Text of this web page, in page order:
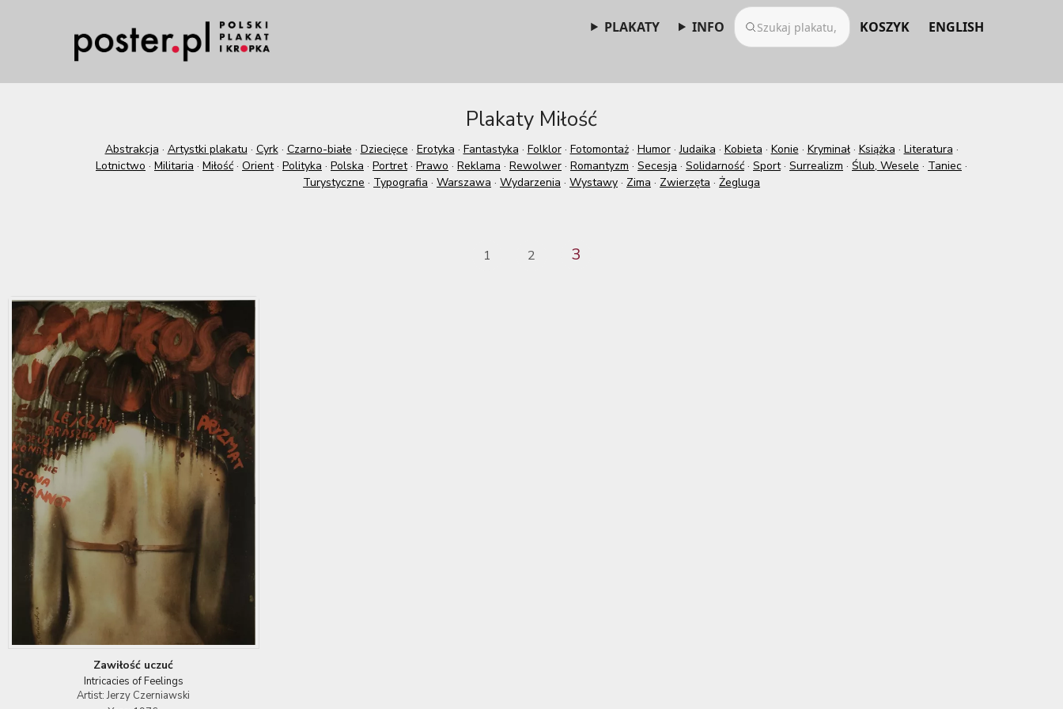
PLAKATY INFO KOSZYK ENGLISH
Plakaty Miłość
Abstrakcja · Artystki plakatu · Cyrk· Czarno-białe · Dziecięce · Erotyka · Fantastyka · Folklor· Fotomontaż· Humor·Judaika · Kobieta · Konie · Kryminał· Książka · Literatura ·
Lotnictwo · Militaria · Miłość · Orient· Polityka · Polska · Portret· Prawo · Reklama · Rewolwer · Romantyzm · Secesja · Solidarność · Sport· Surrealizm · Ślub, Wesele · Taniec ·
Turystyczne · Typografia · Warszawa · Wydarzenia · Wystawy · Zima · Zwierzęta · Żegluga
1 2 3
Zawiłość uczuć
Intricacies of Feelings
Artist: Jerzy Czerniawski